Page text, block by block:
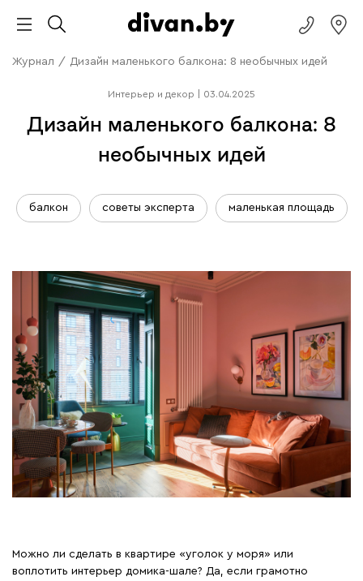
Журнал / Дизайн маленького балкона: 8 необычных идей
Интерьер и декор 03.04.2025
Дизайн маленького балкона: 8
необычных идей
балкон советы эксперта маленькая площадь
Можно ли сделать в квартире «уголок у моря» или
воплотить интерьер домика-шале? Да, если грамотно